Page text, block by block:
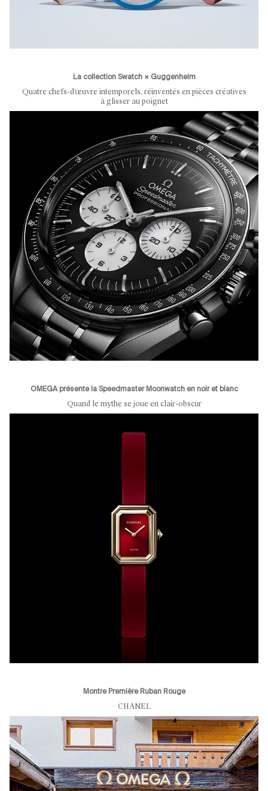
La collection Swatch × Guggenheim
Quatre chefs-d’œuvre intemporels, réinventés en pièces créatives
à glisser au poignet
OMEGA présente la Speedmaster Moonwatch en noir et blanc
Quand le mythe se joue en clair-obscur
Montre Première Ruban Rouge
CHANEL